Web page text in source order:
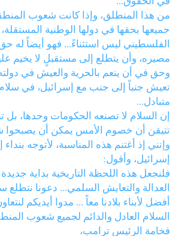
من هذا المنطلق، وإذا كانت شعوب
جميعها بحقها في دولها الوطنية
الفلسطيني ليس استثناءً... فهو أيضاً له
مصيره، وأن يتطلع إلى مستقبلٍ لا يخيم
وحق في أن ينعم بالحرية والعيش في
تعيش جنباً إلى جنب مع إسرائيل، في
متبادل...
إن السلام لا تصنعه الحكومات وحدها، بل
تتيقن أن خصوم الأمس يمكن أن يصبحوا
وإنني إذ أغتنم هذه المناسبة، لأتوجه
إسرائيل، وأقول:
فلنجعل هذه اللحظة التاريخية بداية
العدالة والتعايش السلمي... دعونا نتطلع
أفضل لأبناء بلادنا معاً ... مدوا أيديكم
السلام العادل والدائم لجميع شعوب
فخامة الرئيس ترامب،